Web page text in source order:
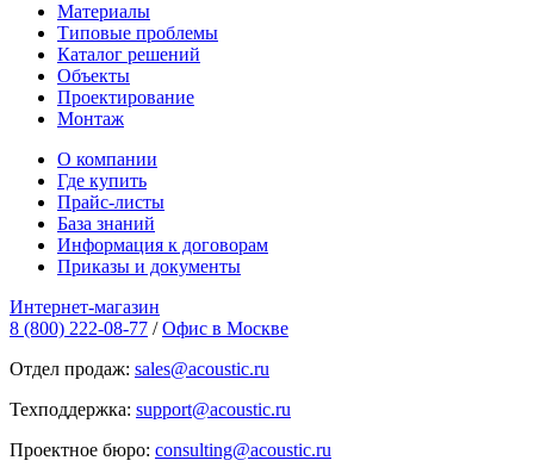
Материалы
Типовые проблемы
Каталог решений
Объекты
Проектирование
Монтаж
О компании
Где купить
Прайс-листы
База знаний
Информация к договорам
Приказы и документы
Интернет-магазин
8 (800) 222-08-77 / Офис в Москве
Отдел продаж: sales@acoustic.ru
Техподдержка: support@acoustic.ru
Проектное бюро: consulting@acoustic.ru